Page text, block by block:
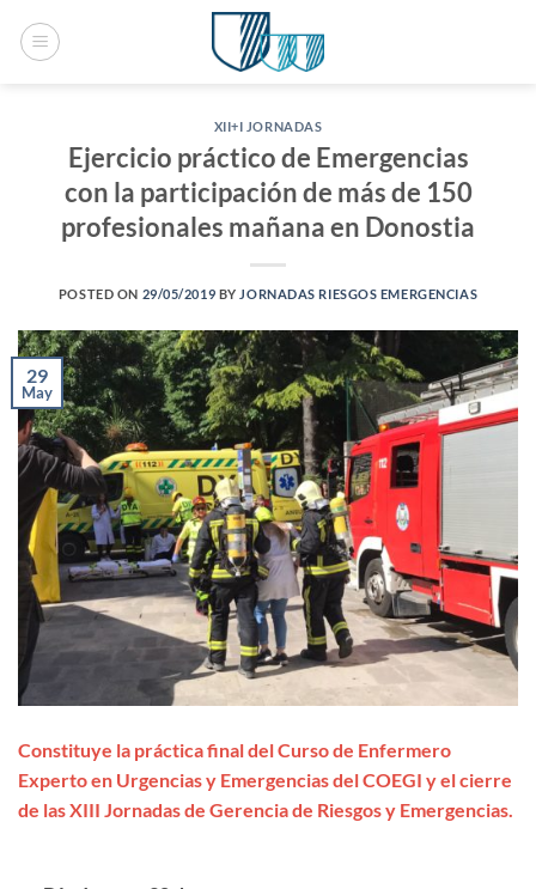
XII+I JORNADAS
Ejercicio práctico de Emergencias
con la participación de más de 150
profesionales mañana en Donostia
POSTED ON 29/05/2019 BY JORNADAS RIESGOS EMERGENCIAS
29
May
Constituye la práctica final del Curso de Enfermero
Experto en Urgencias y Emergencias del COEGI y el cierre
de las XIII Jornadas de Gerencia de Riesgos y Emergencias.